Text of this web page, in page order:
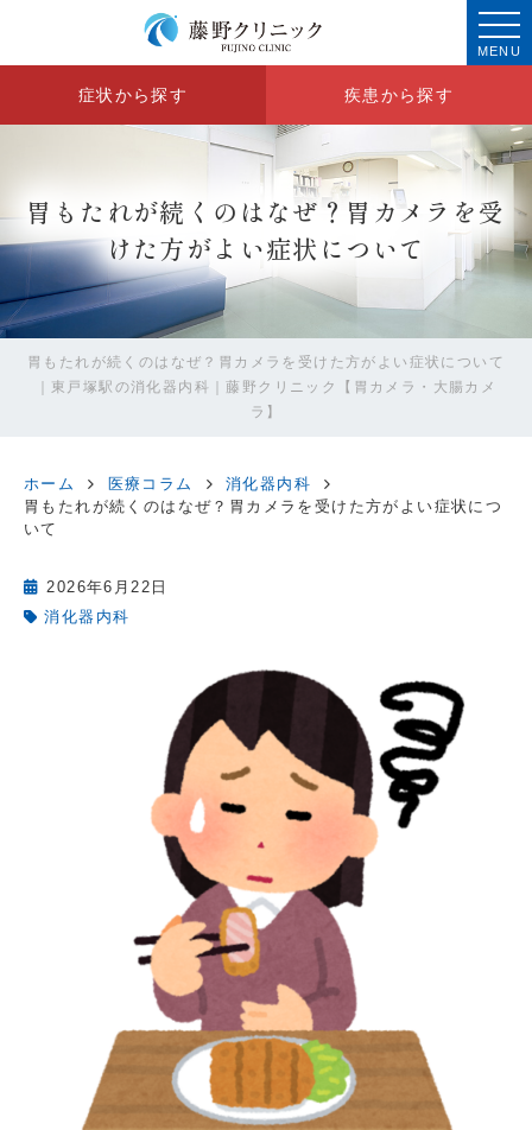
MENU
症状から探す 疾患から探す
胃もたれが続くのはなぜ？胃カメラを受
けた方がよい症状について
胃もたれが続くのはなぜ？胃カメラを受けた方がよい症状について
｜東戸塚駅の消化器内科｜藤野クリニック【胃カメラ・大腸カメ
ラ】
ホーム 医療コラム
消化器内科
胃もたれが続くのはなぜ？胃カメラを受けた方がよい症状につ
いて
2026年6月22日
消化器内科